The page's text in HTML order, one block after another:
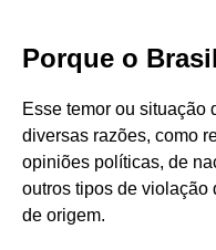
Porque o
Esse temor ou situação
diversas razões, como
opiniões políticas, de
outros tipos de violação
de origem.